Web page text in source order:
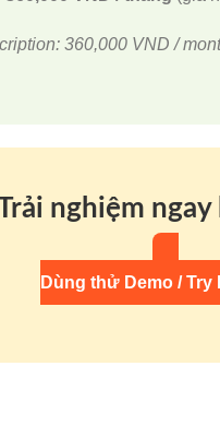
360,000 VND /
nghiệm ngay
Dùng thử Demo / Try